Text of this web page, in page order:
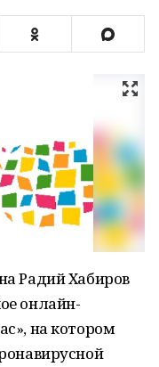
Радий Хабиров
онлайн-
на котором